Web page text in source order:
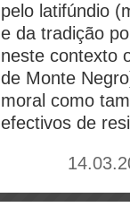
pelo latifúndio
e da tradição
neste contexto
de Monte
moral como
efectivos de